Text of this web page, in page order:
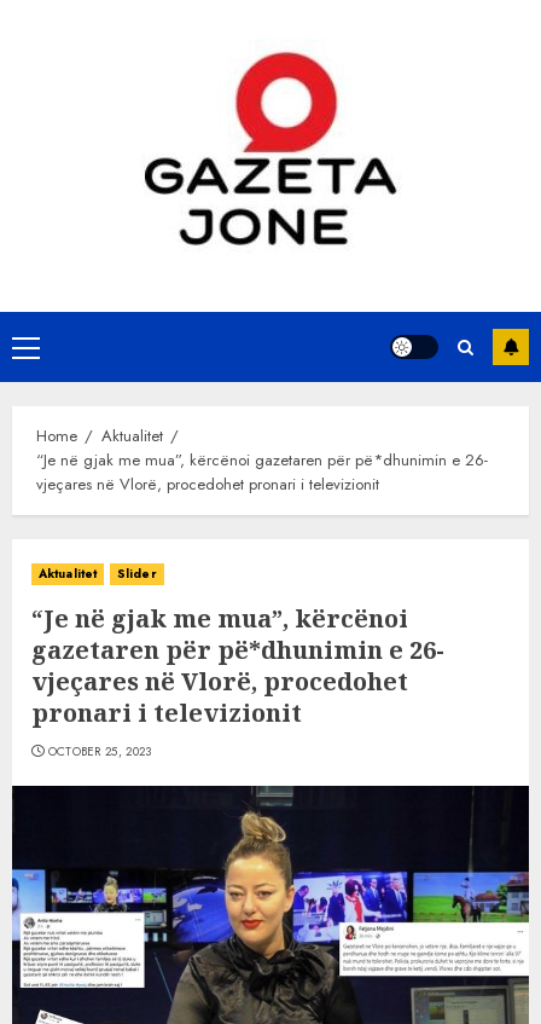
Primary
Menu
Home
Aktualitet
“Je në gjak me mua”, kërcënoi gazetaren për pë*dhunimin e 26-
vjeçares në Vlorë, procedohet pronari i televizionit
Aktualitet Slider
“Je në gjak me mua”, kërcënoi
gazetaren për pë*dhunimin e 26-
vjeçares në Vlorë, procedohet
pronari i televizionit
OCTOBER 25, 2023